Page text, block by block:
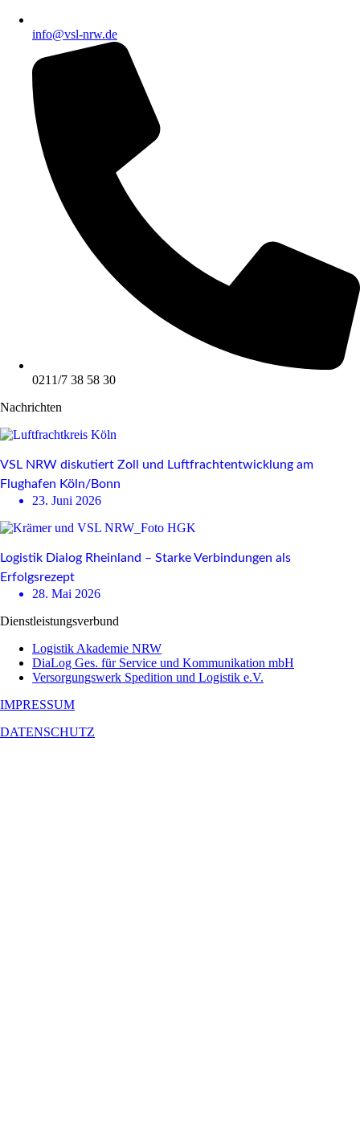
info@vsl-nrw.de
0211/7 38 58 30
Nachrichten
VSL NRW diskutiert Zoll und Luftfrachtentwicklung am
Flughafen Köln/Bonn
23. Juni 2026
Logistik Dialog Rheinland – Starke Verbindungen als
Erfolgsrezept
28. Mai 2026
Dienstleistungsverbund
Logistik Akademie NRW
DiaLog Ges. für Service und Kommunikation mbH
Versorgungswerk Spedition und Logistik e.V.
IMPRESSUM
DATENSCHUTZ